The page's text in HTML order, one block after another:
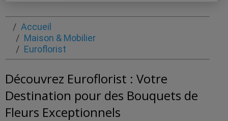
Accueil
Maison & Mobilier
Euroflorist
Découvrez Euroflorist : Votre
Destination pour des Bouquets de
Fleurs Exceptionnels